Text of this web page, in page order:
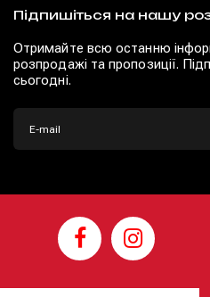
Підпишіться на нашу
Отримайте всю останню
розпродажі та пропозиції.
сьогодні.